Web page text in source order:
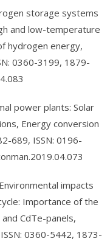
storage systems
and low-temperature
hydrogen energy,
0360-3199, 1879-
power plants: Solar
Energy conversion
689, ISSN: 0196-
impacts
Importance of the
CdTe-panels,
0360-5442, 1873-